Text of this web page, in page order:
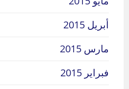
أبريل 2015
مارس 2015
فبراير 2015